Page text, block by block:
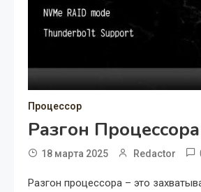
Процессор
Разгон
18 марта 2025 Redactor
Разгон процессора – это